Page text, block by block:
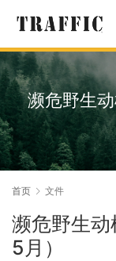
濒危野生
首页 文件
濒危野生
5月）